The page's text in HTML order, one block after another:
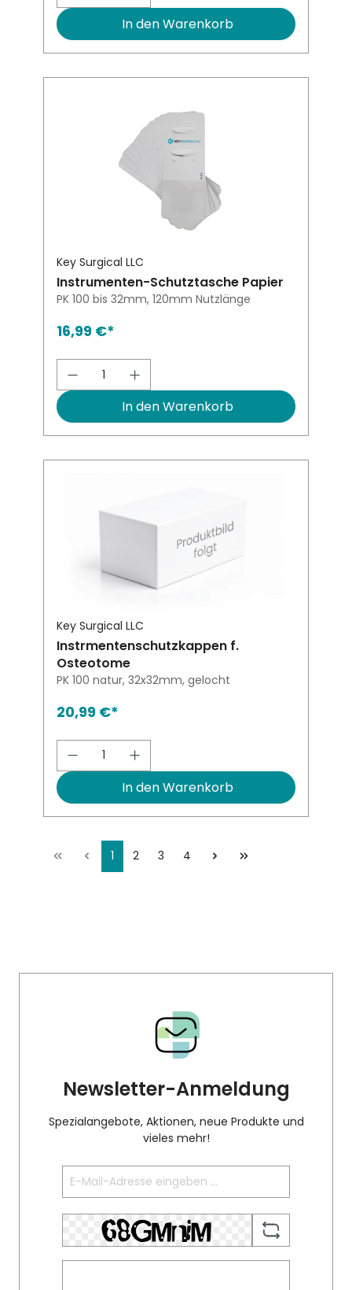
In den Warenkorb
Key Surgical LLC
Instrumenten-Schutztasche Papier
PK 100 bis 32mm, 120mm Nutzlänge
16,99 €*
Produkt Anzahl: Gib den
In den Warenkorb
Key Surgical LLC
Instrmentenschutzkappen f.
Osteotome
PK 100 natur, 32x32mm, gelocht
20,99 €*
Produkt Anzahl: Gib den
In den Warenkorb
1 2 3 4
Newsletter-Anmeldung
Spezialangebote, Aktionen, neue Produkte und
vieles mehr!